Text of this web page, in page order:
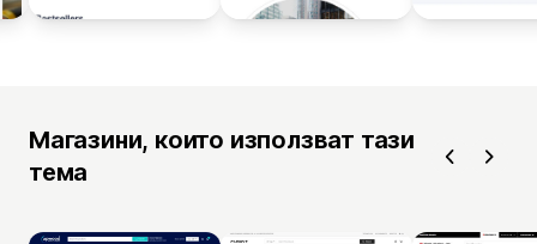
Магазини, които използват тази
тема